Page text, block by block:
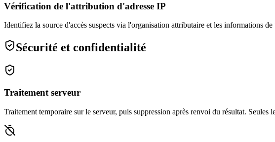
Vérification de l'attribution d'adresse IP
Identifiez la source d'accès suspects via l'organisation attributaire et les informations
Sécurité et confidentialité
Traitement serveur
Traitement temporaire sur le serveur, puis suppression après renvoi du résultat. Seules